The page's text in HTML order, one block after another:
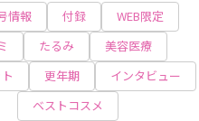
情報 付録
WEB限定
たるみ
美容医療
更年期
インタビュー
ベストコスメ